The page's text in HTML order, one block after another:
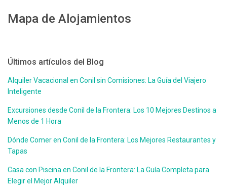
Desde 85 €/por noche
El Colorado
Mapa de Alojamientos
Últimos artículos del Blog
Alquiler Vacacional en Conil sin Comisiones: La Guía del Viajero
Inteligente
Excursiones desde Conil de la Frontera: Los 10 Mejores Destinos a
Menos de 1 Hora
Dónde Comer en Conil de la Frontera: Los Mejores Restaurantes y
Tapas
Casa con Piscina en Conil de la Frontera: La Guía Completa para
Elegir el Mejor Alquiler